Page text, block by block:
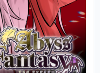
シュRPG！★